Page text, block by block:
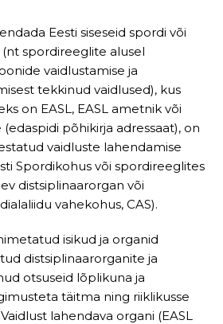
Eesti siseseid spordi või
spordireeglite alusel
vaidlustamise ja
tekkinud vaidlused), kus
on EASL, EASL ametnik või
(edaspidi põhikirja adressaat), on
vaidluste lahendamise
Spordikohus või spordireeglites
distsiplinaarorgan või
vahekohus, CAS).
isikud ja organid
distsiplinaarorganite ja
otsuseid lõplikuna ja
täitma ning riiklikusse
lahendava organi (EASL